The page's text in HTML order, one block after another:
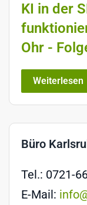
KI in der
Ohr -
Weiterlesen
Büro
Tel.: 0721-
E-Mail: